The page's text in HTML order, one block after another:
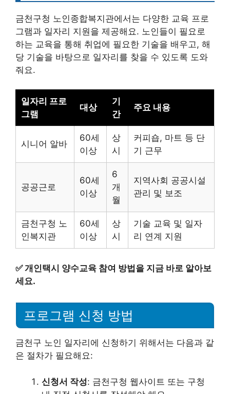
금천구청 노인종합복지관에서는 다양한 교육 프로
그램과 일자리 지원을 제공해요. 노인들이 필요로
하는 교육을 통해 취업에 필요한 기술을 배우고, 해
당 기술을 바탕으로 일자리를 찾을 수 있도록 도와
줘요.
일자리 프로
그램
대상
기
간
주요 내용
시니어 알바
60세
이상
상
시
커피숍, 마트 등 단
기 근무
공공근로
60세
이상
6
개
월
지역사회 공공시설
관리 및 보조
금천구청 노
인복지관
60세
이상
상
시
기술 교육 및 일자
리 연계 지원
✅개인택시 양수교육 참여 방법을 지금 바로 알아보
세요.
프로그램 신청 방법
금천구 노인 일자리에 신청하기 위해서는 다음과 같
은 절차가 필요해요:
신청서 작성: 금천구청 웹사이트 또는 구청